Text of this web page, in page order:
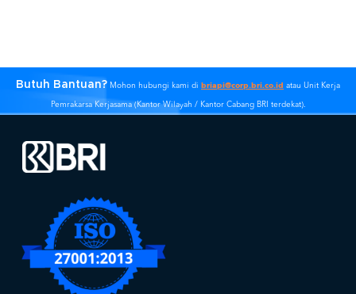
Butuh Bantuan? Mohon hubungi kami di briapi@corp.bri.co.id atau Unit Kerja
Pemrakarsa Kerjasama (Kantor Wilayah / Kantor Cabang BRI terdekat).